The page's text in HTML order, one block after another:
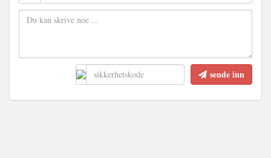
sende inn